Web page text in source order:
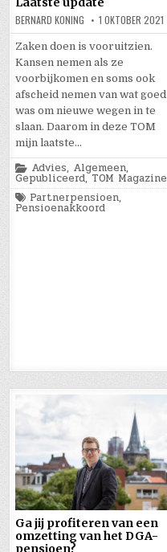
BERNARD KONING 1 OKTOBER 2021
Zaken doen is vooruitzien.
Kansen nemen als ze
voorbijkomen en soms ook
afscheid nemen van wat goed
was om nieuwe wegen in te
slaan. Daarom in deze TOM
mijn laatste…
Posted
in
Advies, Algemeen,
Gepubliceerd,TOM Magazine
Tagged
Partnerpensioen,
Pensioenakkoord
Ga jij profiteren van een
omzetting van het DGA-
pensioen?